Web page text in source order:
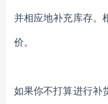
并相应地补充库存。
价。
如果你不打算进行补